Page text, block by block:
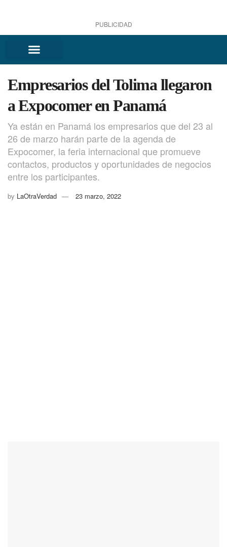
PUBLICIDAD
Empresarios del Tolima llegaron
a Expocomer en Panamá
Ya están en Panamá los empresarios que del 23 al
26 de marzo harán parte de la agenda de
Expocomer, la feria internacional que promueve
contactos, productos y oportunidades de negocios
entre los participantes.
by LaOtraVerdad 23 marzo, 2022